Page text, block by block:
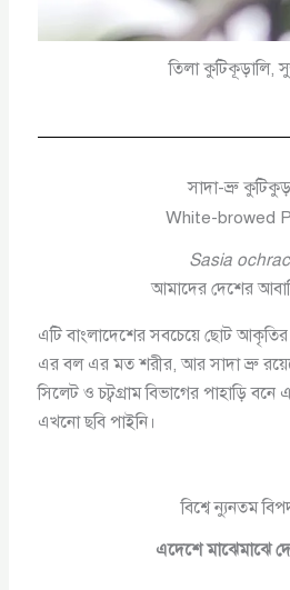
তিলা কুটিকূড়ালি,
সাদা-ভ্রু
White-browed
Sasia
আমাদের দেশের
এটি বাংলাদেশের সবচেয়ে ছোট
এর বল এর মত শরীর, আর সাদা ভ্রু
সিলেট ও চট্বগ্রাম বিভাগের পাহাড়ি বনে
এখনো ছবি পাইনি।
বিশ্বে ন্যুনতম
এদেশে মাঝেমাঝে